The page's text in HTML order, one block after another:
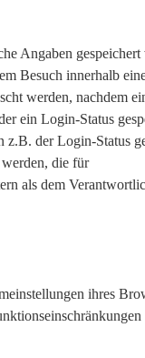
Angaben gespeichert
Besuch innerhalb
werden, nachdem
ein Login-Status
z.B. der Login-Status
die für
als dem
ihres